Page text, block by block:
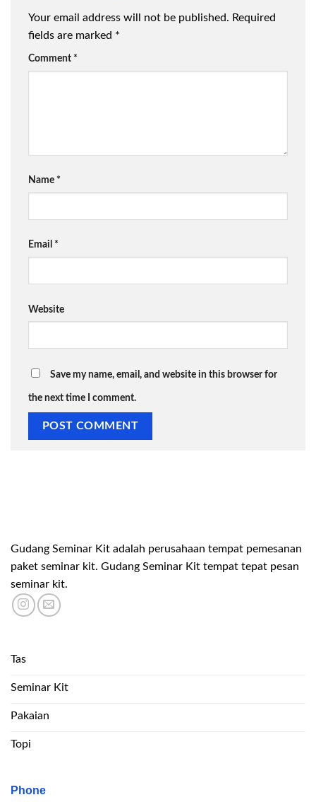
Your email address will not be published. Required
fields are marked *
Comment *
Name *
Email *
Website
Save my name, email, and website in this browser for
the next time I comment.
Gudang Seminar Kit adalah perusahaan tempat pemesanan
paket seminar kit. Gudang Seminar Kit tempat tepat pesan
seminar kit.
Tas
Seminar Kit
Pakaian
Topi
Phone